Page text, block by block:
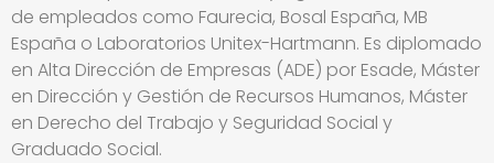
de empleados como Faurecia, Bosal España, MB
España o Laboratorios Unitex-Hartmann. Es diplomado
en Alta Dirección de Empresas (ADE) por Esade, Máster
en Dirección y Gestión de Recursos Humanos, Máster
en Derecho del Trabajo y Seguridad Social y
Graduado Social.